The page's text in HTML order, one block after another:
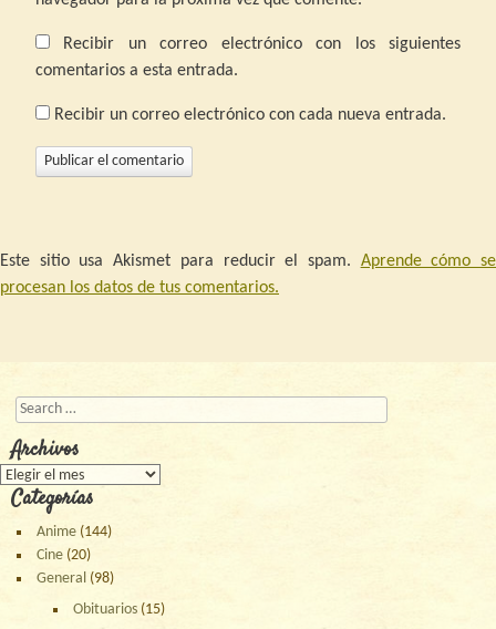
Recibir un correo electrónico con los siguientes
comentarios a esta entrada.
Recibir un correo electrónico con cada nueva entrada.
Este sitio usa Akismet para reducir el spam. Aprende cómo se
procesan los datos de tus comentarios.
Buscar
Archivos
Archivos
Categorías
Anime (144)
Cine (20)
General (98)
Obituarios (15)